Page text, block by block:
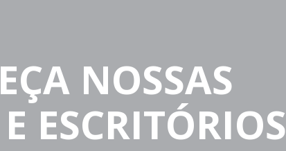
NOSSAS
ESCRITÓRIOS